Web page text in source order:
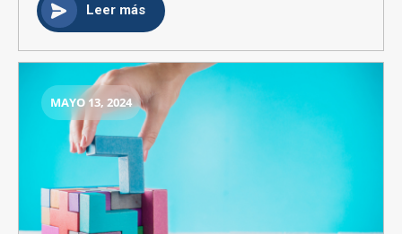
Leer más
MAYO 13, 2024